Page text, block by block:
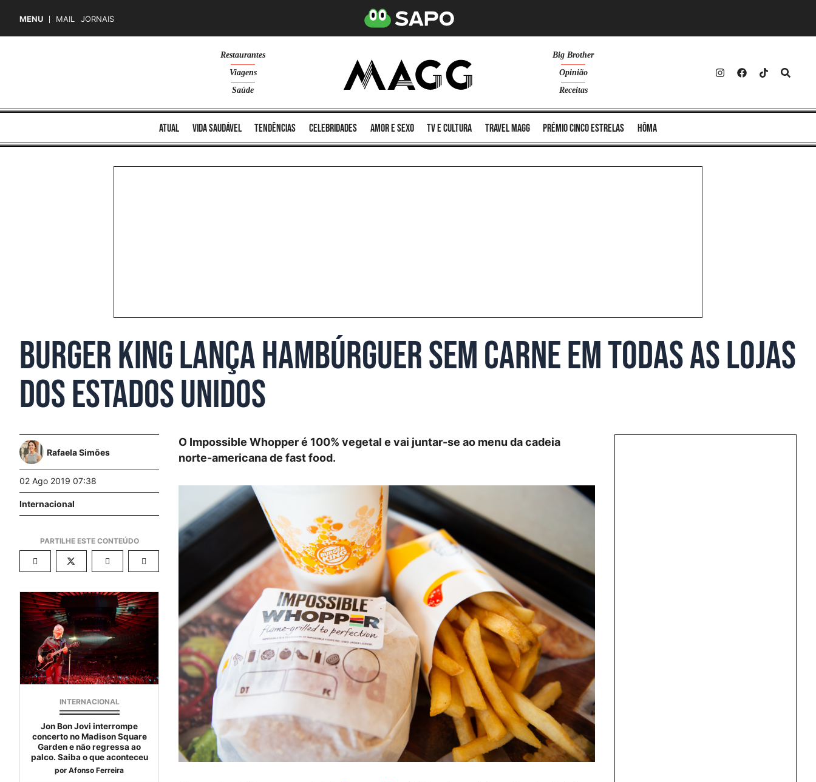
MENU MAIL JORNAIS
Restaurantes
Viagens
Saúde
Big Brother
Opinião
Receitas
atual vida saudável tendências celebridades amor e sexo TV e cultura Travel MAGG Prémio Cinco Estrelas Hôma
Burger King lança hambúrguer sem carne em todas as lojas
dos Estados Unidos
Rafaela Simões
02 Ago 2019 07:38
Internacional
INTERNACIONAL
Jon Bon Jovi interrompe
concerto no Madison Square
Garden e não regressa ao
palco. Saiba o que aconteceu
por Afonso Ferreira
O Impossible Whopper é 100% vegetal e vai juntar-se ao menu da cadeia
norte-americana de fast food.